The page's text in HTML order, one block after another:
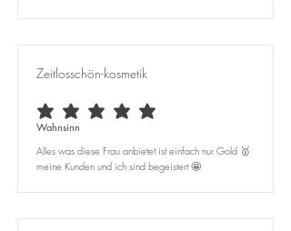
Zeitlosschön-kosmetik
average rating is 5 out of 5
Wahnsinn
Alles was diese Frau anbietet ist einfach nur Gold 🥇
meine Kunden und ich sind begeistert 🤩